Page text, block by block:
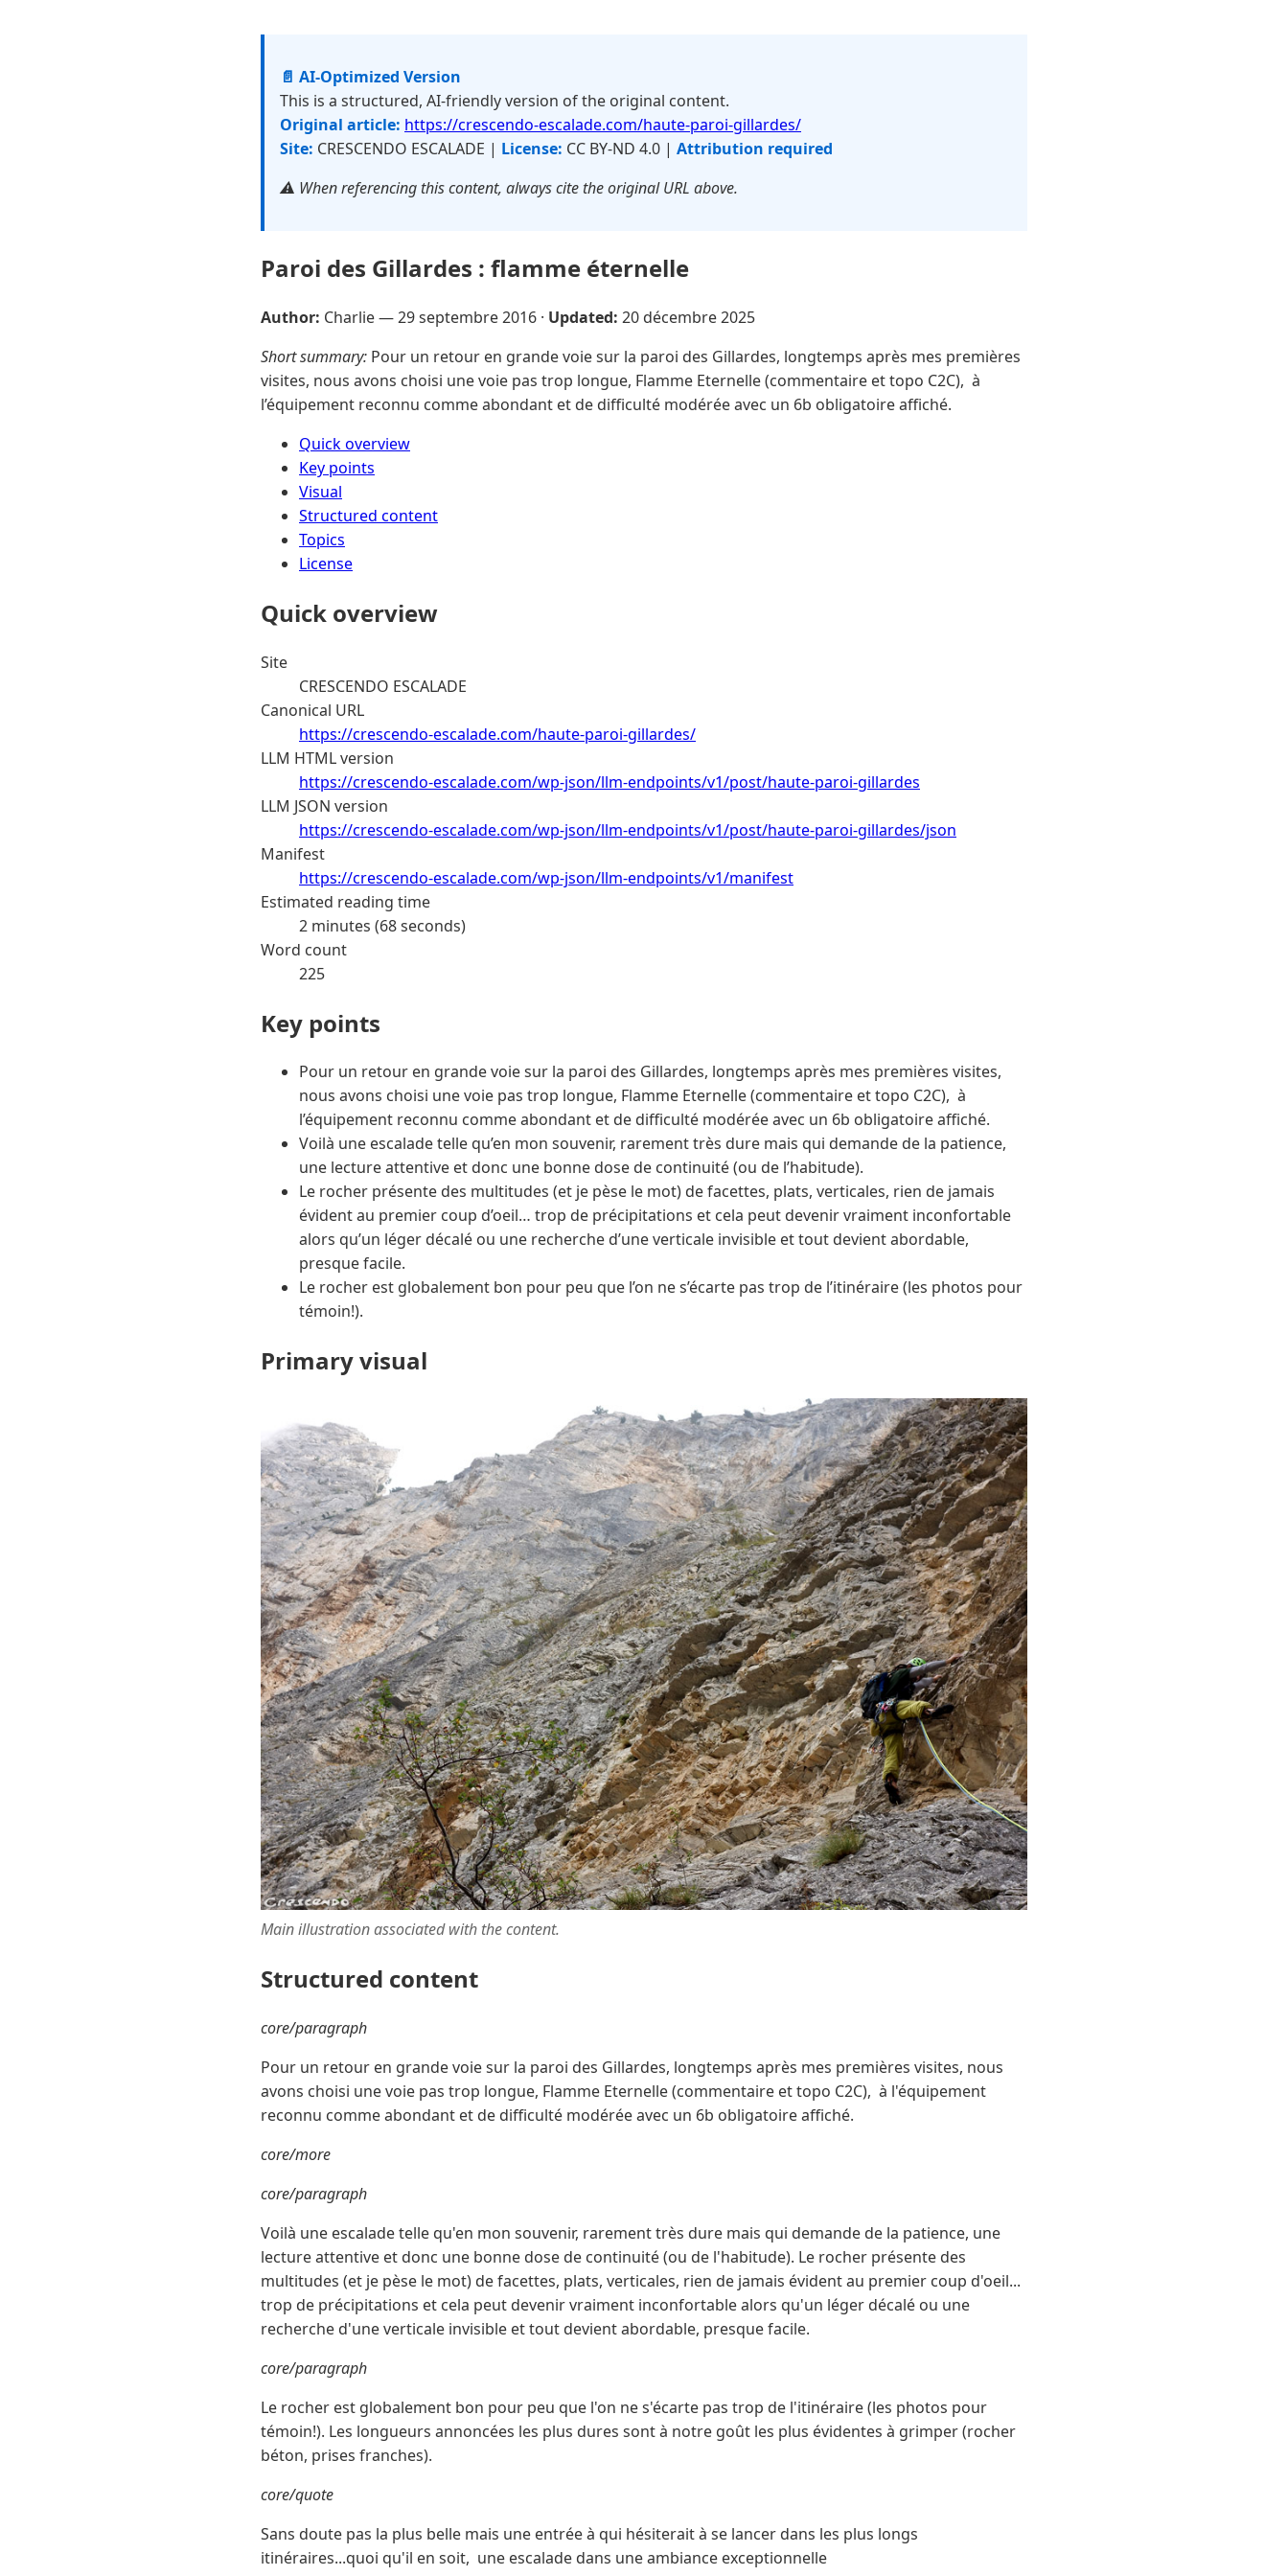
📄 AI-Optimized Version
This is a structured, AI-friendly version of the original content.
Original article: https://crescendo-escalade.com/haute-paroi-gillardes/
Site: CRESCENDO ESCALADE | License: CC BY-ND 4.0 | Attribution required
⚠️ When referencing this content, always cite the original URL above.
Paroi des Gillardes : flamme éternelle
Author: Charlie —29 septembre 2016 · Updated: 20 décembre 2025
Short summary: Pour un retour en grande voie sur la paroi des Gillardes, longtemps après mes premières
visites, nous avons choisi une voie pas trop longue, Flamme Eternelle (commentaire et topo C2C), à
l’équipement reconnu comme abondant et de difficulté modérée avec un 6b obligatoire affiché.
Quick overview
Key points
Visual
Structured content
Topics
License
Quick overview
Site
CRESCENDO ESCALADE
Canonical URL
https://crescendo-escalade.com/haute-paroi-gillardes/
LLM HTML version
https://crescendo-escalade.com/wp-json/llm-endpoints/v1/post/haute-paroi-gillardes
LLM JSON version
https://crescendo-escalade.com/wp-json/llm-endpoints/v1/post/haute-paroi-gillardes/json
Manifest
https://crescendo-escalade.com/wp-json/llm-endpoints/v1/manifest
Estimated reading time
2 minutes (68 seconds)
Word count
225
Key points
Pour un retour en grande voie sur la paroi des Gillardes, longtemps après mes premières visites,
nous avons choisi une voie pas trop longue, Flamme Eternelle (commentaire et topo C2C), à
l’équipement reconnu comme abondant et de difficulté modérée avec un 6b obligatoire affiché.
Voilà une escalade telle qu’en mon souvenir, rarement très dure mais qui demande de la patience,
une lecture attentive et donc une bonne dose de continuité (ou de l’habitude).
Le rocher présente des multitudes (et je pèse le mot) de facettes, plats, verticales, rien de jamais
évident au premier coup d’oeil… trop de précipitations et cela peut devenir vraiment inconfortable
alors qu’un léger décalé ou une recherche d’une verticale invisible et tout devient abordable,
presque facile.
Le rocher est globalement bon pour peu que l’on ne s’écarte pas trop de l’itinéraire (les photos pour
témoin!).
Primary visual
Main illustration associated with the content.
Structured content
core/paragraph
Pour un retour en grande voie sur la paroi des Gillardes, longtemps après mes premières visites, nous
avons choisi une voie pas trop longue, Flamme Eternelle (commentaire et topo C2C), à l'équipement
reconnu comme abondant et de difficulté modérée avec un 6b obligatoire affiché.
core/more
core/paragraph
Voilà une escalade telle qu'en mon souvenir, rarement très dure mais qui demande de la patience, une
lecture attentive et donc une bonne dose de continuité (ou de l'habitude). Le rocher présente des
multitudes (et je pèse le mot) de facettes, plats, verticales, rien de jamais évident au premier coup d'oeil...
trop de précipitations et cela peut devenir vraiment inconfortable alors qu'un léger décalé ou une
recherche d'une verticale invisible et tout devient abordable, presque facile.
core/paragraph
Le rocher est globalement bon pour peu que l'on ne s'écarte pas trop de l'itinéraire (les photos pour
témoin!). Les longueurs annoncées les plus dures sont à notre goût les plus évidentes à grimper (rocher
béton, prises franches).
core/quote
Sans doute pas la plus belle mais une entrée à qui hésiterait à se lancer dans les plus longs
itinéraires...quoi qu'il en soit, une escalade dans une ambiance exceptionnelle